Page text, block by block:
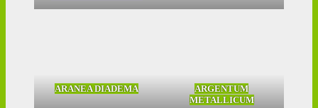
ARANEA DIADEMA
ARGENTUM
METALLICUM